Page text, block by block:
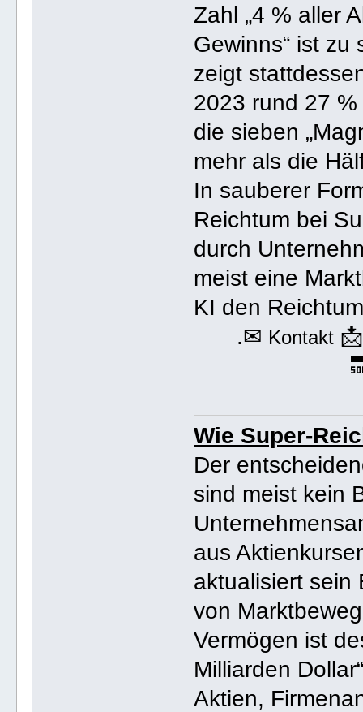
Zahl „4 % aller
Gewinns“ ist zu
zeigt
2023 rund 27
die sieben
mehr als die
In sauberer
Reichtum bei
durch
meist eine
KI den
.✉ Kontakt
Wie Super-
Der
sind meist kein
aus
aktualisiert sein
von
Vermögen ist
Milliarden
Aktien,